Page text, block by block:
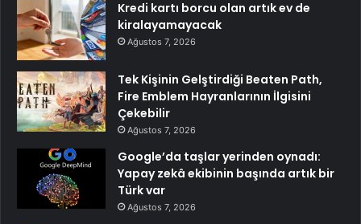
Kredi kartı borcu olan artık ev de
kiralayamayacak
Ağustos 7, 2026
Tek Kişinin Gelştirdiği Beaten Path,
Fire Emblem Hayranlarının İlgisini
Çekebilir
Ağustos 7, 2026
Google’da taşlar yerinden oynadı:
Yapay zekâ ekibinin başında artık bir
Türk var
Ağustos 7, 2026